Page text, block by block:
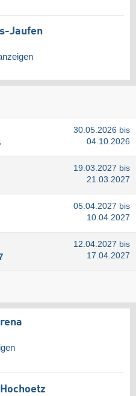
Jaufen
30.05.2026 bis
04.10.2026
19.03.2027 bis
21.03.2027
05.04.2027 bis
10.04.2027
12.04.2027 bis
17.04.2027